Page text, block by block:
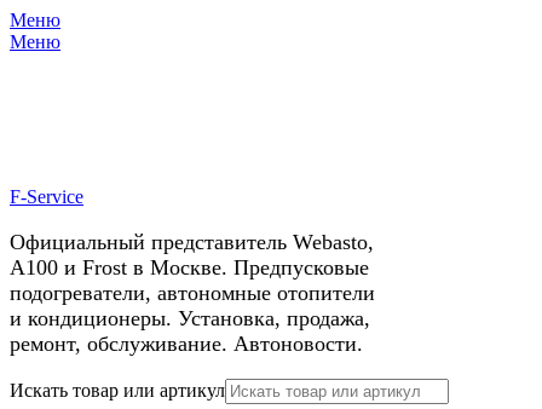
Меню
Меню
F-Service
Официальный представитель Webasto,
А100 и Frost в Москве. Предпусковые
подогреватели, автономные отопители
и кондиционеры. Установка, продажа,
ремонт, обслуживание. Автоновости.
Header
Перейти
Искать товар или артикул
У нас космические скидки на